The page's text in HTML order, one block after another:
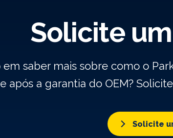
Solicite
em saber mais sobre como o
após a garantia do OEM?
Solicite